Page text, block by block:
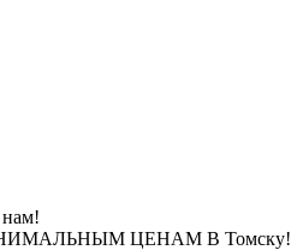
нам!
ЦЕНАМ В Томску!